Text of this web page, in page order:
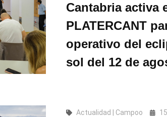
Cantabria activa
PLATERCANT
operativo del
sol del 12 de
Actualidad | Campoo